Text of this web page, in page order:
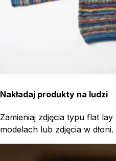
Nakładaj produkty na ludzi
Zamieniaj zdjęcia typu flat
modelach lub zdjęcia w dłoni.